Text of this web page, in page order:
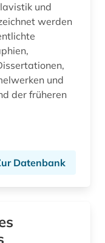
und
werden
und
der früheren
Datenbank